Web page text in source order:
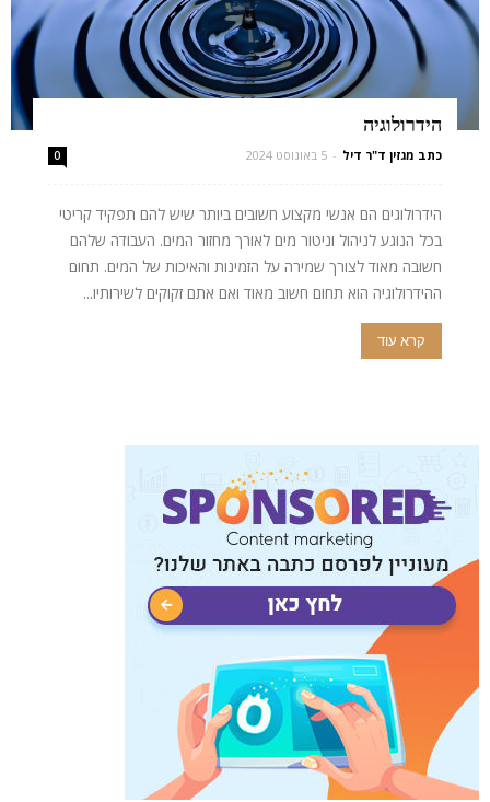
הידרולוגיה
כתב מגזין ד"ר דיל - 5 באוגוסט 2024 0
הידרולוגים הם אנשי מקצוע חשובים ביותר שיש להם תפקיד קריטי
בכל הנוגע לניהול וניטור מים לאורך מחזור המים. העבודה שלהם
חשובה מאוד לצורך שמירה על הזמינות והאיכות של המים. תחום
ההידרולוגיה הוא תחום חשוב מאוד ואם אתם זקוקים לשירותיו...
קרא עוד